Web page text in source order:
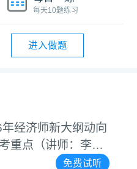
每天10题练习
进入做题
中级经济师基础知识
记忆口诀带背视频